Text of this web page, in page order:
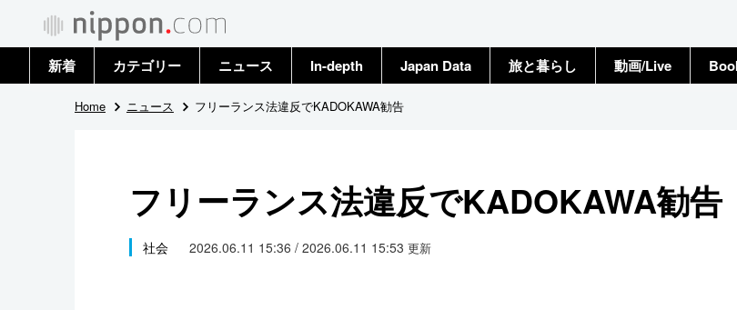
新着 カテゴリー
政治・外交
国際
ニュース
トップ
In-depth Japan Data 旅と暮らし 動画/Live
Home ニュース フリーランス法違反でKADOKAWA勧告
フリーランス法違反でKADOKAWA勧告
社会 2026.06.11 15:36 / 2026.06.11 15:53 更新